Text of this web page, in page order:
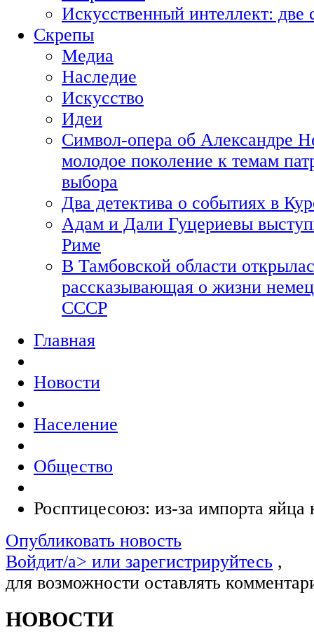
Искусственный интеллект:
Скрепы
Медиа
Наследие
Искусство
Идеи
Символ-опера об Александре
молодое поколение к темам
выбора
Два детектива о событиях в
Адам и Дали Гуцериевы
Риме
В Тамбовской области
рассказывающая о жизни
СССР
Главная
Новости
Население
Общество
Росптицесоюз: из-за импорта
Опубликовать новость
Войдит/a> или зарегистрируйтесь ,
для возможности оставлять
НОВОСТИ